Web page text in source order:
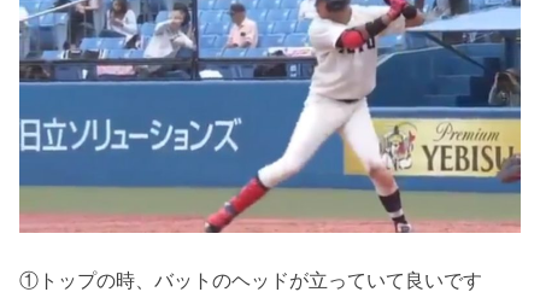
①トップの時、バットのヘッドが立っていて良いです